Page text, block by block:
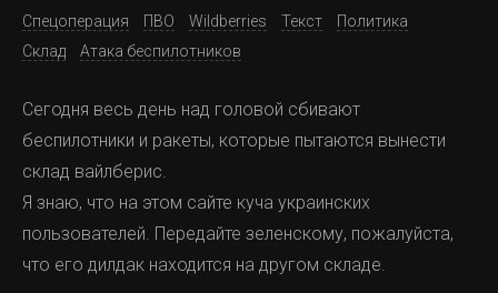
Спецоперация ПВО Wildberries Текст
Политика
Склад
Атака беспилотников
Сегодня весь день над головой сбивают
беспилотники и ракеты, которые пытаются вынести
склад вайлберис.
Я знаю, что на этом сайте куча украинских
пользователей. Передайте зеленскому, пожалуйста,
что его дилдак находится на другом складе.